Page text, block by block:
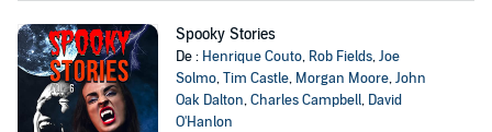
Spooky Stories
De : Henrique Couto, Rob Fields,Joe
Solmo,Tim Castle, Morgan Moore,John
Oak Dalton,Charles Campbell, David
O'Hanlon